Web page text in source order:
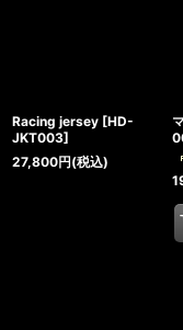
Racing jersey [HD-
JKT003]
27,800円(税込)